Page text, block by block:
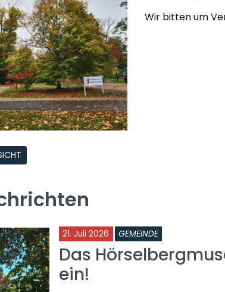
Wir bitten um
21. Juli 2026 GEMEINDE
Das
ein!